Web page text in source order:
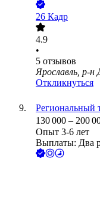
26 Кадр
4.9
•
5 отзывов
Ярославль, р-н
Откликнуться
Региональный
130 000 – 200
Опыт 3-6 лет
Выплаты: Два